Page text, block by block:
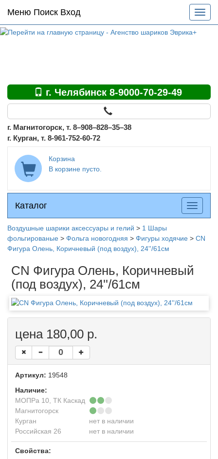
Основное
меню
по
Меню Поиск Вход
меню
г. Челябинск 8-9000-70-29-49
г. Магнитогорск, т. 8–908–828–35–38
г. Курган, т. 8-961-752-60-72
Корзина
В корзине пусто.
Каталог
Каталог
меню
Воздушные шарики аксессуары и гелий > 1 Шары
фольгированые > Фольга новогодняя > Фигуры ходячие > CN
Фигура Олень, Коричневый (под воздух), 24''/61см
CN Фигура Олень, Коричневый
(под воздух), 24''/61см
цена 180,00 р.
Артикул: 19548
Наличие:
МОПРа 10, ТК Каскад
Магнитогорск
Курган
нет в наличии
Российская 26
нет в наличии
Свойства: